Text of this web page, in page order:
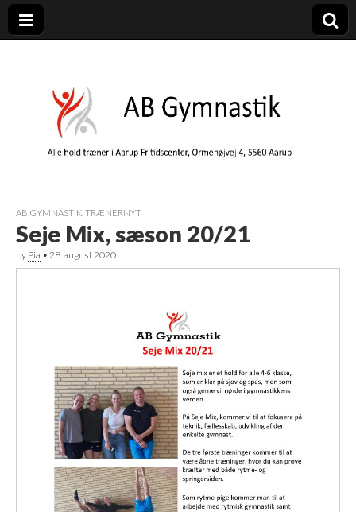
AB GYMNASTIK TRÆNERNYT
Seje Mix, sæson 20/21
by Pia • 28. august 2020